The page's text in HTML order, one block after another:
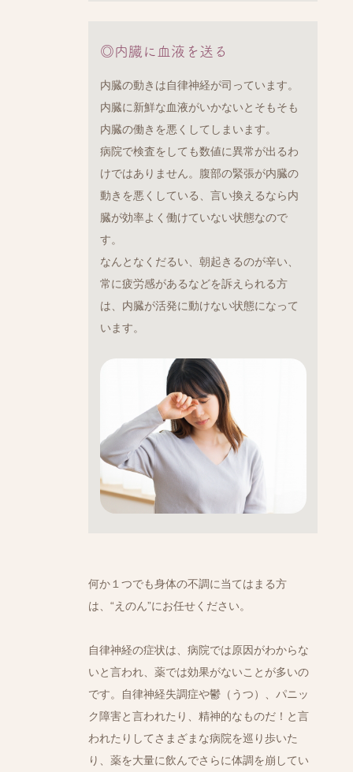
◎内臓に血液を送る
内臓の動きは自律神経が司っています。
内臓に新鮮な血液がいかないとそもそも
内臓の働きを悪くしてしまいます。
病院で検査をしても数値に異常が出るわ
けではありません。腹部の緊張が内臓の
動きを悪くしている、言い換えるなら内
臓が効率よく働けていない状態なので
す。
なんとなくだるい、朝起きるのが辛い、
常に疲労感があるなどを訴えられる方
は、内臓が活発に動けない状態になって
います。
何か１つでも身体の不調に当てはまる方
は、“えのん”にお任せください。
自律神経の症状は、病院では原因がわからな
いと言われ、薬では効果がないことが多いの
です。自律神経失調症や鬱（うつ）、パニッ
ク障害と言われたり、精神的なものだ！と言
われたりしてさまざまな病院を巡り歩いた
り、薬を大量に飲んでさらに体調を崩してい